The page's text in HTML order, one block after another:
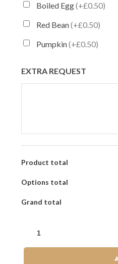
Boiled Egg(+£0.50)
Red Bean(+£0.50)
Pumpkin(+£0.50)
EXTRA REQUEST
Product total
Options total
Grand total